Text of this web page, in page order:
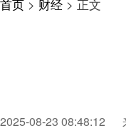
首页 > 财经 > 正文
2025-08-23 08:48:12